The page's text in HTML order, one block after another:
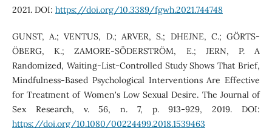
2021. DOI: https://doi.org/10.3389/fgwh.2021.744748
GUNST, A.; VENTUS, D.; ARVER, S.; DHEJNE, C.; GÖRTS-
ÖBERG, K.; ZAMORE-SÖDERSTRÖM, E.; JERN, P. A
Randomized, Waiting-List-Controlled Study Shows That Brief,
Mindfulness-Based Psychological Interventions Are Effective
for Treatment of Women's Low Sexual Desire. The Journal of
Sex Research, v. 56, n. 7, p. 913-929, 2019. DOI:
https://doi.org/10.1080/00224499.2018.1539463